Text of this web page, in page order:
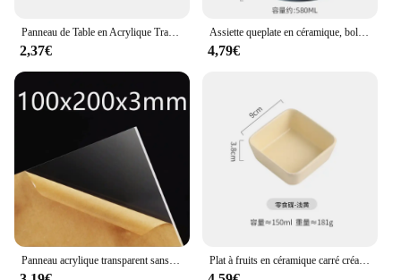
Panneau de Table en Acrylique Transparent Vierge, Support de Réception, Plaque d'Affichage de Mariage, DIY, Nouveau
2,37€
Assiette queplate en céramique, bol à soupe en porcelaine de 7 pouces, plat à salade de dessert, assiette de service de cuisine, ustensiles de cuisine colorés
4,79€
Plat à fruits en céramique carré créatif, plat à Sauce Barbecue assiette à bonbons pour Dessert à la maison, bol à noix en porcelaine, décoration de la maison moderne